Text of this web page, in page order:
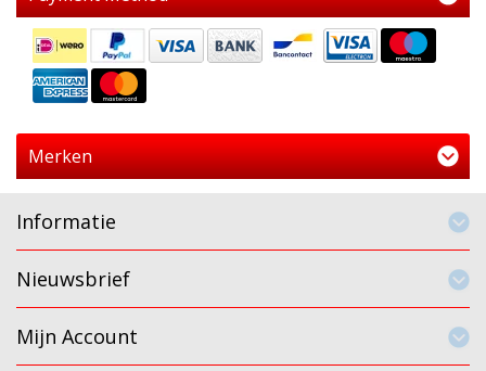
Merken
Informatie
Nieuwsbrief
Mijn Account